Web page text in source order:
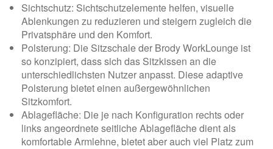
Sichtschutz: Sichtschutzelemente helfen, visuelle
Ablenkungen zu reduzieren und steigern zugleich die
Privatsphäre und den Komfort.
Polsterung: Die Sitzschale der Brody WorkLounge ist
so konzipiert, dass sich das Sitzkissen an die
unterschiedlichsten Nutzer anpasst. Diese adaptive
Polsterung bietet einen außergewöhnlichen
Sitzkomfort.
Ablagefläche: Die je nach Konfiguration rechts oder
links angeordnete seitliche Ablagefläche dient als
komfortable Armlehne, bietet aber auch viel Platz zum